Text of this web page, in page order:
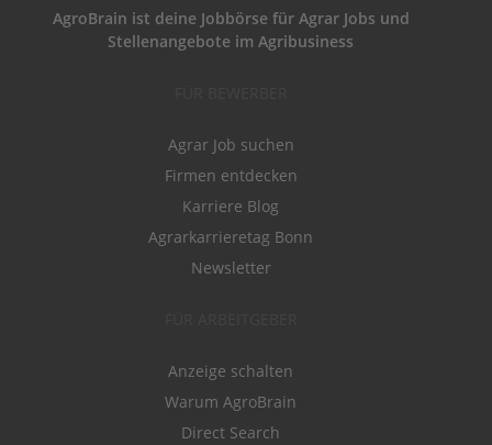
AgroBrain ist deine Jobbörse für Agrar Jobs und
Stellenangebote im Agribusiness
Agrar Job suchen
Firmen entdecken
Karriere Blog
Agrarkarrieretag Bonn
Newsletter
Anzeige schalten
Warum AgroBrain
Direct Search